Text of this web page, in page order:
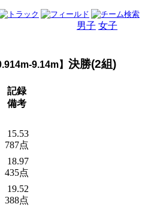
男子 女子
9.14m】 決勝(2組)
記録
備考
15.53
787点
18.97
435点
19.52
388点